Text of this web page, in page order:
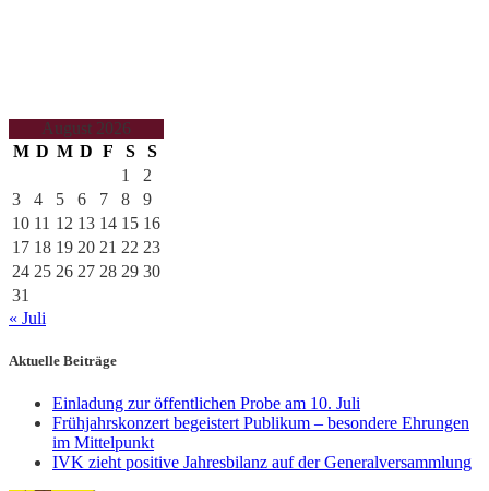
August 2026
M D M D F S
S
1
2
3
4 5 6 7 8
9
10 11 12 13 14 15 16
17 18 19 20 21 22 23
24 25 26 27 28 29 30
31
« Juli
Aktuelle Beiträge
Einladung zur öffentlichen Probe am 10. Juli
Frühjahrskonzert begeistert Publikum – besondere Ehrungen
im Mittelpunkt
IVK zieht positive Jahresbilanz auf der Generalversammlung